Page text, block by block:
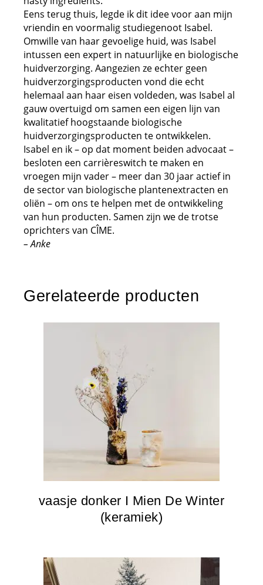
Eens terug thuis, legde ik dit idee voor aan mijn
vriendin en voormalig studiegenoot Isabel.
Omwille van haar gevoelige huid, was Isabel
intussen een expert in natuurlijke en biologische
huidverzorging. Aangezien ze echter geen
huidverzorgingsproducten vond die echt
helemaal aan haar eisen voldeden, was Isabel al
gauw overtuigd om samen een eigen lijn van
kwalitatief hoogstaande biologische
huidverzorgingsproducten te ontwikkelen.
Isabel en ik – op dat moment beiden advocaat –
besloten een carrièreswitch te maken en
vroegen mijn vader – meer dan 30 jaar actief in
de sector van biologische plantenextracten en
oliën – om ons te helpen met de ontwikkeling
van hun producten. Samen zijn we de trotse
oprichters van CÎME.
– Anke
Gerelateerde producten
vaasje donker I Mien De Winter
(keramiek)